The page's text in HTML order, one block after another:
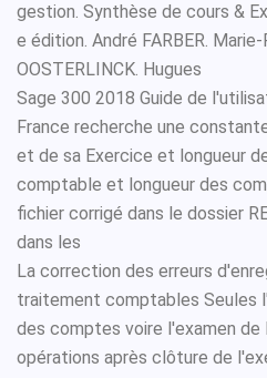
gestion. Synthèse de cours &
e édition. André FARBER.
OOSTERLINCK. Hugues
Sage 300 2018 Guide de
France recherche une
et de sa Exercice et longueur
comptable et longueur des
fichier corrigé dans le dossier
dans les
La correction des erreurs
traitement comptables Seules
des comptes voire l'examen
opérations après clôture de